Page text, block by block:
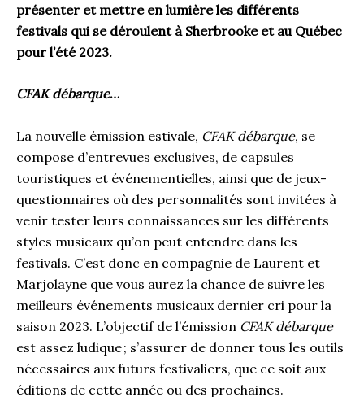
présenter et mettre en lumière les différents
festivals qui se déroulent à Sherbrooke et au Québec
pour l’été 2023.
CFAK débarque…
La nouvelle émission estivale, CFAK débarque, se
compose d’entrevues exclusives, de capsules
touristiques et événementielles, ainsi que de jeux-
questionnaires où des personnalités sont invitées à
venir tester leurs connaissances sur les différents
styles musicaux qu’on peut entendre dans les
festivals. C’est donc en compagnie de Laurent et
Marjolayne que vous aurez la chance de suivre les
meilleurs événements musicaux dernier cri pour la
saison 2023. L’objectif de l’émission CFAK débarque
est assez ludique ; s’assurer de donner tous les outils
nécessaires aux futurs festivaliers, que ce soit aux
éditions de cette année ou des prochaines.